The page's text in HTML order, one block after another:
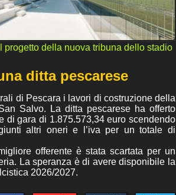
progetto della nuova tribuna dello stadio
ditta pescarese
di Pescara i lavori di costruzione della
Salvo. La ditta pescarese ha offerto
di gara di 1.875.573,34 euro scendendo
altri oneri e l’iva per un totale di
offerente è stata scartata per un
La speranza è di avere disponibile la
2026/2027.